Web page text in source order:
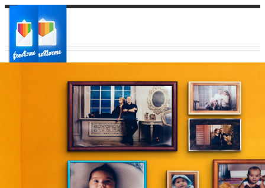
Ваш регион доставки
Выберите из списка: